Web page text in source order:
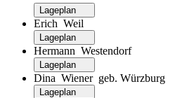
Erich Weil
Hermann Westendorf
Dina Wiener geb. Würzburg